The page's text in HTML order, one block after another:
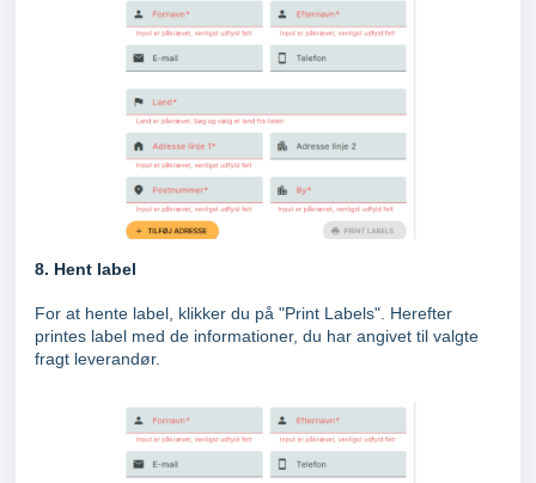
8. Hent label
For at hente label, klikker du på "Print Labels". Herefter
printes label med de informationer, du har angivet til valgte
fragt leverandør.